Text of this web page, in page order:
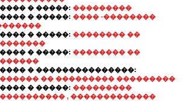
� �����: ���������
� �����: ���� -��������
� �����: �������� ��
� �����: �������� ��
� ���������������:
�� ��������� ���������
� �����: ���������
, �������������